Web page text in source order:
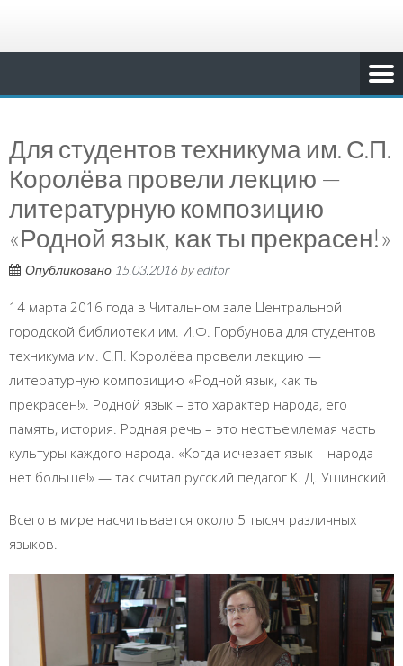
Для студентов техникума им. С.П.
Королёва провели лекцию —
литературную композицию
«Родной язык, как ты прекрасен!»
Опубликовано 15.03.2016byeditor
14 марта 2016 года в Читальном зале Центральной
городской библиотеки им. И.Ф. Горбунова для студентов
техникума им. С.П. Королёва провели лекцию —
литературную композицию «Родной язык, как ты
прекрасен!». Родной язык – это характер народа, его
память, история. Родная речь – это неотъемлемая часть
культуры каждого народа. «Когда исчезает язык – народа
нет больше!» — так считал русский педагог К. Д. Ушинский.
Всего в мире насчитывается около 5 тысяч различных
языков.